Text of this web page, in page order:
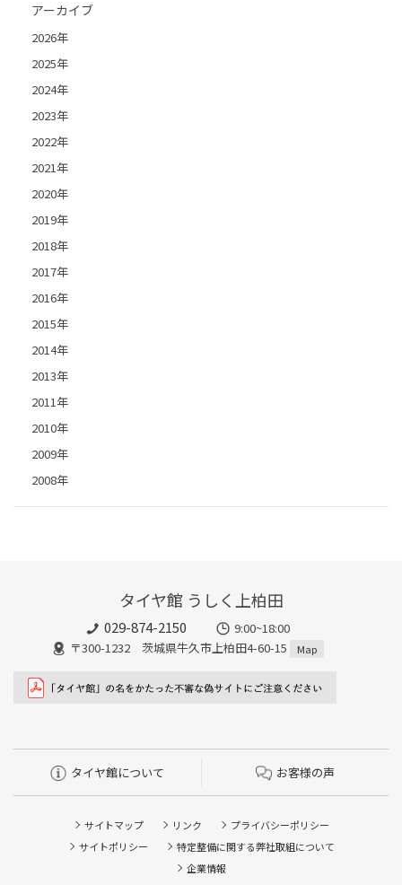
アーカイブ
2026年
2025年
2024年
2023年
2022年
2021年
2020年
2019年
2018年
2017年
2016年
2015年
2014年
2013年
2011年
2010年
2009年
2008年
タイヤ館 うしく上柏田
029-874-2150
9:00~18:00
〒300-1232 茨城県牛久市上柏田4-60-15
Map
タイヤ館について お客様の声
サイトマップ リンク
プライバシーポリシー
サイトポリシー
特定整備に関する弊社取組について
企業情報